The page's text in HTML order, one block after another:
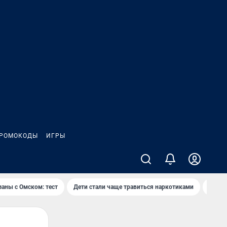
ИГРЫ
с Омском: тест Дети стали чаще травиться наркотиками